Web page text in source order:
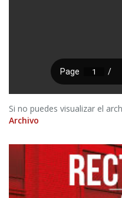
Si no puedes visualizar el
Archivo